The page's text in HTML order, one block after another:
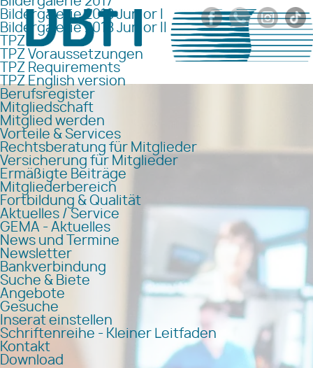
Bildergalerie 2018 Junior I
Bildergalerie 2018 Junior II
TPZ
TPZ Voraussetzungen
TPZ Requirements
TPZ English version
Berufsregister
Mitgliedschaft
Mitglied werden
Vorteile & Services
Rechtsberatung für Mitglieder
Versicherung für Mitglieder
Ermäßigte Beiträge
Mitgliederbereich
Fortbildung & Qualität
Aktuelles / Service
GEMA - Aktuelles
News und Termine
Newsletter
Bankverbindung
Suche & Biete
Angebote
Gesuche
Inserat einstellen
Schriftenreihe - Kleiner Leitfaden
Kontakt
Download